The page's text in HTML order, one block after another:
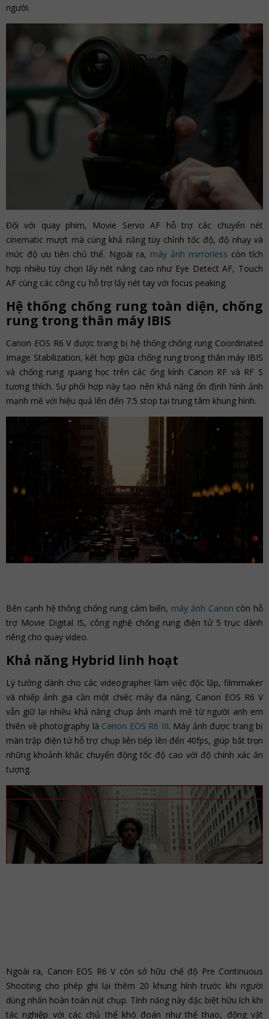
người.
Đối với quay phim, Movie Servo AF hỗ trợ các chuyển nét
cinematic mượt mà cùng khả năng tùy chỉnh tốc độ, độ nhạy và
mức độ ưu tiên chủ thể. Ngoài ra, máy ảnh mirrorless còn tích
hợp nhiều tùy chọn lấy nét nâng cao như Eye Detect AF, Touch
AF cùng các công cụ hỗ trợ lấy nét tay với focus peaking.
Hệ thống chống rung toàn diện, chống
rung trong thân máy IBIS
Canon EOS R6 V được trang bị hệ thống chống rung Coordinated
Image Stabilization, kết hợp giữa chống rung trong thân máy IBIS
và chống rung quang học trên các ống kính Canon RF và RF S
tương thích. Sự phối hợp này tạo nên khả năng ổn định hình ảnh
mạnh mẽ với hiệu quả lên đến 7.5 stop tại trung tâm khung hình.
Bên cạnh hệ thống chống rung cảm biến, máy ảnh Canon còn hỗ
trợ Movie Digital IS, công nghệ chống rung điện tử 5 trục dành
riêng cho quay video.
Khả năng Hybrid linh hoạt
Lý tưởng dành cho các videographer làm việc độc lập, filmmaker
và nhiếp ảnh gia cần một chiếc máy đa năng, Canon EOS R6 V
vẫn giữ lại nhiều khả năng chụp ảnh mạnh mẽ từ người anh em
thiên về photography là Canon EOS R6 III. Máy ảnh được trang bị
màn trập điện tử hỗ trợ chụp liên tiếp lên đến 40fps, giúp bắt trọn
những khoảnh khắc chuyển động tốc độ cao với độ chính xác ấn
tượng.
Ngoài ra, Canon EOS R6 V còn sở hữu chế độ Pre Continuous
Shooting cho phép ghi lại thêm 20 khung hình trước khi người
dùng nhấn hoàn toàn nút chụp. Tính năng này đặc biệt hữu ích khi
tác nghiệp với các chủ thể khó đoán như thể thao, động vật